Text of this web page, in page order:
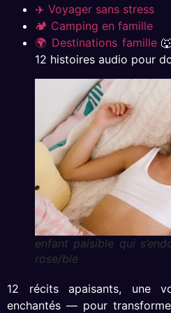
✈️ Voyager sans stress
🏕 Camping en famille
🌍 Destinations famille
12 histoires audio pour
enfant paisible qui
rose/ble
12 récits apaisants, une
enchantés — pour